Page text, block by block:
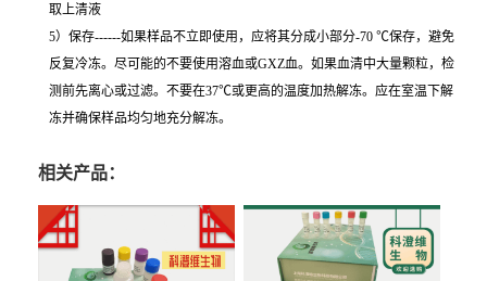
取上清液
5）保存------如果样品不立即使用，应将其分成小部分-70 ℃保存，避免
反复冷冻。尽可能的不要使用溶血或GXZ血。如果血清中大量颗粒，检
测前先离心或过滤。不要在37℃或更高的温度加热解冻。应在室温下解
冻并确保样品均匀地充分解冻。
相关产品：